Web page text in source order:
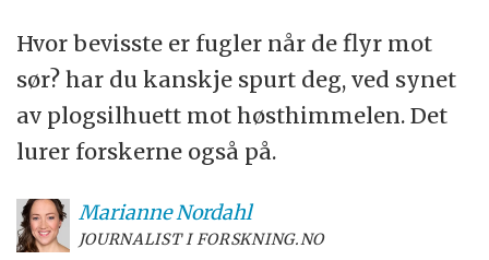
Hvor bevisste er fugler når de flyr mot
sør? har du kanskje spurt deg, ved synet
av plogsilhuett mot høsthimmelen. Det
lurer forskerne også på.
MarianneNordahl
JOURNALIST I FORSKNING.NO